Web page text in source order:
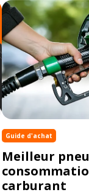
Guide d'achat
Meilleur
carburant